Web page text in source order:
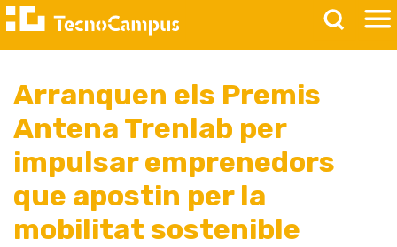
Arranquen els Premis
Antena Trenlab per
impulsar emprenedors
que apostin per la
mobilitat sostenible